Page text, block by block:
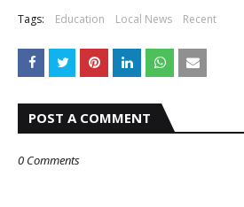
Tags: Education Local News Recent
POST A COMMENT
0 Comments